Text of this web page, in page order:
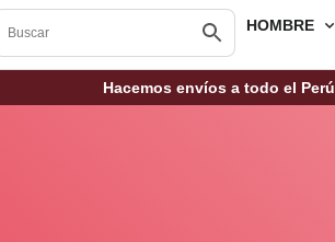
HOMBRE
Hacemos envíos a todo el Perú